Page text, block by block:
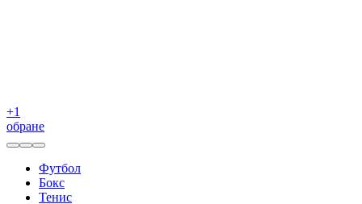
+1
обране
Футбол
Бокс
Тенис